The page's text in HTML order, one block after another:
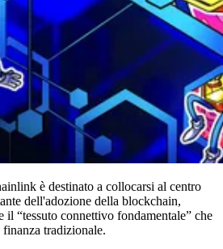
è destinato a collocarsi al centro
dell'adozione della blockchain,
“tessuto connettivo fondamentale” che
tradizionale.